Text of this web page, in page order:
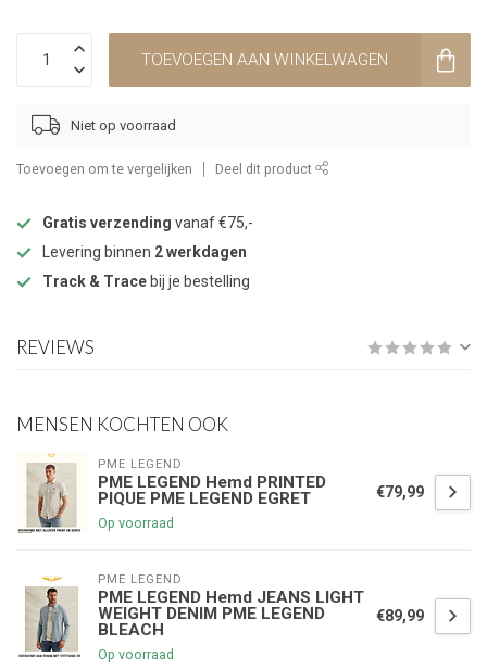
TOEVOEGEN AAN WINKELWAGEN
Niet op voorraad
Toevoegen om te vergelijken Deel dit product
Gratis verzending vanaf €75,-
Levering binnen 2 werkdagen
Track & Trace bij je bestelling
REVIEWS
MENSEN KOCHTEN OOK
PME LEGEND
PME LEGEND Hemd PRINTED
PIQUE PME LEGEND EGRET
Op voorraad
€79,99
PME LEGEND
PME LEGEND Hemd JEANS LIGHT
WEIGHT DENIM PME LEGEND
BLEACH
Op voorraad
€89,99